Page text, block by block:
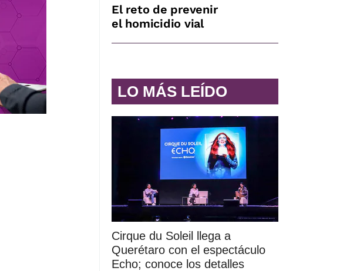
El reto de prevenir
el homicidio vial
LO MÁS LEÍDO
Cirque du Soleil llega a
Querétaro con el espectáculo
Echo; conoce los detalles